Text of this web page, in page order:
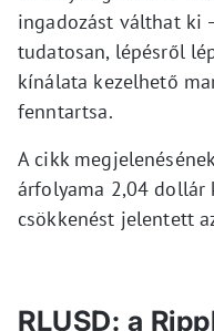
ingadozást válthat ki
tudatosan, lépésről
kínálata kezelhető
fenntartsa.
A cikk
árfolyama 2,04 dollár
csökkenést jelentett
RLUSD: a